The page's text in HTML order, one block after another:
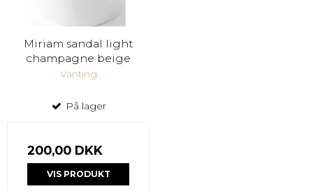
Miriam sandal light
champagne beige
Vanting
På lager
200,00 DKK
VIS PRODUKT